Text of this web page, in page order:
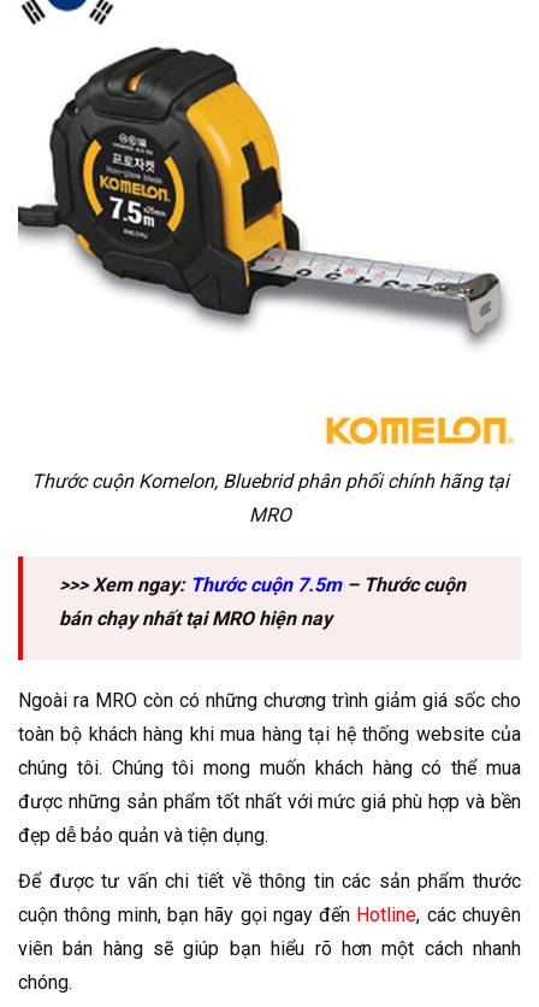
Thước cuộn Komelon, Bluebrid phân phối chính hãng tại
MRO
>>> Xem ngay: Thước cuộn 7.5m– Thước cuộn
bán chạy nhất tại MRO hiện nay
Ngoài ra MRO còn có những chương trình giảm giá sốc cho
toàn bộ khách hàng khi mua hàng tại hệ thống website của
chúng tôi. Chúng tôi mong muốn khách hàng có thể mua
được những sản phẩm tốt nhất với mức giá phù hợp và bền
đẹp dễ bảo quản và tiện dụng.
Để được tư vấn chi tiết về thông tin các sản phẩm thước
cuộn thông minh, bạn hãy gọi ngay đến Hotline, các chuyên
viên bán hàng sẽ giúp bạn hiểu rõ hơn một cách nhanh
chóng.